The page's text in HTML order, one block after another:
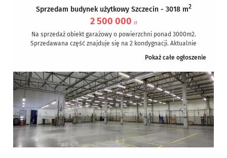
Sprzedam budynek użytkowy Szczecin - 3018 m2
2 500 000 zł
Na sprzedaż obiekt garażowy o powierzchni ponad 3000m2.
Sprzedawana część znajduje się na 2 kondygnacji. Aktualnie
Pokaż całe ogłoszenie